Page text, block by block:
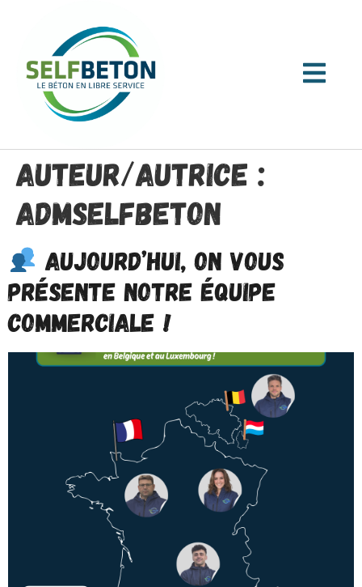
Auteur/autrice :
AdmSelfBeton
AUJOURD’HUI, ON VOUS
PRÉSENTE NOTRE ÉQUIPE
COMMERCIALE !